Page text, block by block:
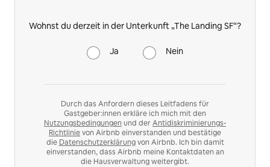
Wohnst du derzeit in der Unterkunft „The Landing SF“?
Ja Nein
Durch das Anfordern dieses Leitfadens für
Gastgeber:innen erkläre ich mich mit den
Nutzungsbedingungen und der Antidiskriminierungs-
Richtlinievon Airbnb einverstanden und bestätige
die Datenschutzerklärungvon Airbnb. Ich bin damit
einverstanden, dass Airbnb meine Kontaktdaten an
die Hausverwaltung weitergibt.